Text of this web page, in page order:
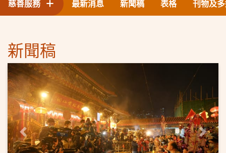
最新消息 新聞稿 表格 刊物及
慈善服務
新聞稿
Previous Next